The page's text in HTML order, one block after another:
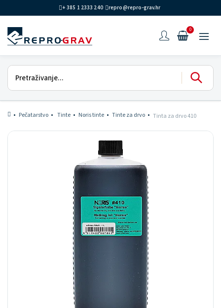
+ 385 1 2333 240 repro@repro-grav.hr
0
Pečatarstvo Tinte Noris tinte Tinte za drvo Tinta za drvo 410